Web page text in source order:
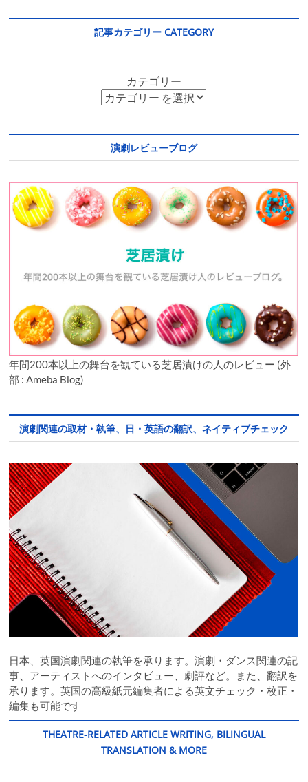
記事カテゴリー CATEGORY
カテゴリー
演劇レビューブログ
年間200本以上の舞台を観ている芝居漬けの人のレビュー (外
部 : Ameba Blog)
演劇関連の取材・執筆、日・英語の翻訳、ネイティブチェック
日本、英国演劇関連の執筆を承ります。演劇・ダンス関連の記
事、アーティストへのインタビュー、劇評など。また、翻訳を
承ります。英国の高級紙元編集者による英文チェック・校正・
編集も可能です
THEATRE-RELATED ARTICLE WRITING, BILINGUAL
TRANSLATION & MORE